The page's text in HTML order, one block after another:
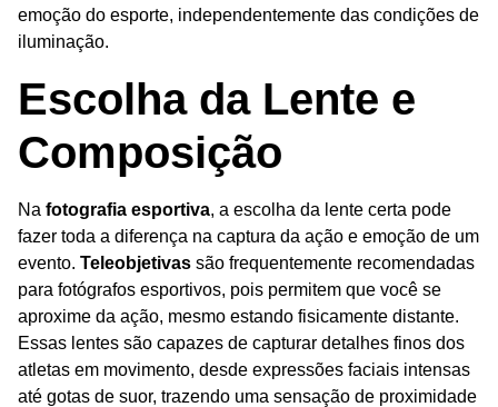
emoção do esporte, independentemente das condições de
iluminação.
Escolha da Lente e
Composição
Na fotografia esportiva, a escolha da lente certa pode
fazer toda a diferença na captura da ação e emoção de um
evento. Teleobjetivas são frequentemente recomendadas
para fotógrafos esportivos, pois permitem que você se
aproxime da ação, mesmo estando fisicamente distante.
Essas lentes são capazes de capturar detalhes finos dos
atletas em movimento, desde expressões faciais intensas
até gotas de suor, trazendo uma sensação de proximidade